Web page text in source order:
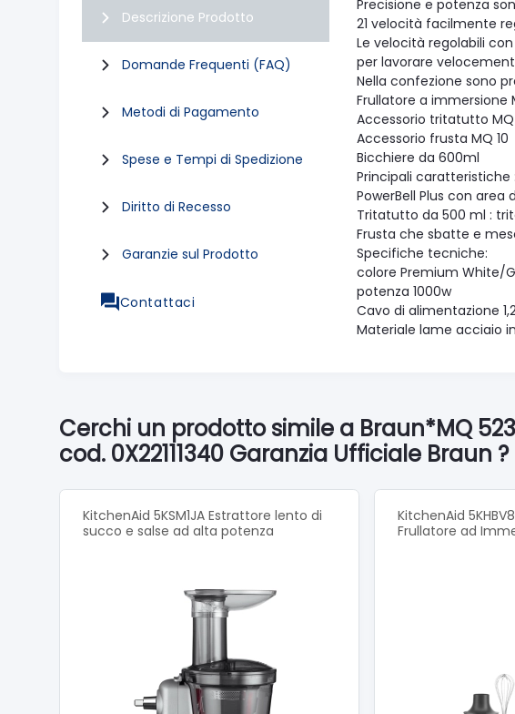
Descrizione Prodotto
Domande Frequenti (FAQ)
Metodi di Pagamento
Spese e Tempi di Spedizione
Diritto di Recesso
Garanzie sul Prodotto
Contattaci
Precisione e potenza
21 velocità facilmente
Le velocità regolabili
per lavorare
Nella confezione sono
Frullatore a immersione
Accessorio tritatutto
Accessorio frusta MQ 10
Bicchiere da 600ml
Principali caratteristiche :
PowerBell Plus con
Tritatutto da 500 ml :
Frusta che sbatte e
Specifiche tecniche:
colore Premium White/
potenza 1000w
Cavo di alimentazione
Materiale lame acciaio
Cerchi un prodotto simile a Braun*MQ
cod. 0X22111340 Garanzia Ufficiale Braun ?
KitchenAid 5KSM1JA Estrattore lento di
succo e salse ad alta potenza
KitchenAid
Frullatore ad